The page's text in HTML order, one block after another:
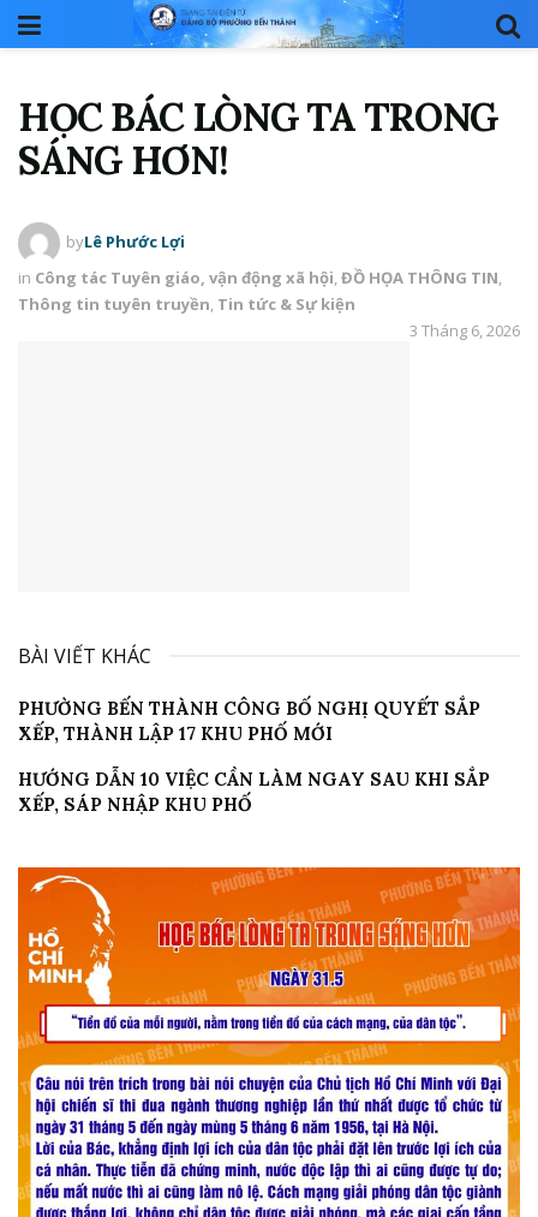
HỌC BÁC LÒNG TA TRONG
SÁNG HƠN!
byLê Phước Lợi
in Công tác Tuyên giáo, vận động xã hội,ĐỒ HỌA THÔNG TIN,
Thông tin tuyên truyền, Tin tức & Sự kiện
3 Tháng 6, 2026
BÀI VIẾT KHÁC
PHƯỜNG BẾN THÀNH CÔNG BỐ NGHỊ QUYẾT SẮP
XẾP, THÀNH LẬP 17 KHU PHỐ MỚI
HƯỚNG DẪN 10 VIỆC CẦN LÀM NGAY SAU KHI SẮP
XẾP, SÁP NHẬP KHU PHỐ